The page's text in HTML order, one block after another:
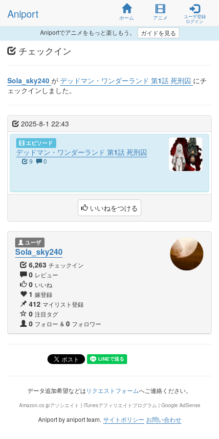
Aniport ホーム アニメ
ユーザ登録
ログイン
Aniportでアニメをもっと楽しもう。 ガイドを見る
チェックイン
Sola_sky240 が デッドマン・ワンダーランド 第1話 死刑囚 にチ
ェックインしました。
2025-8-1 22:43
エピソード
デッドマン・ワンダーランド 第1話 死刑囚
9 0
いいねをつける
ユーザ
Sola_sky240
6,263 チェックイン
0 レビュー
0 いいね
1 嫁登録
412 マイリスト登録
0 注目タグ
0 フォロー & 0 フォロワー
データ追加希望などはリクエストフォームへご連絡ください。
Amazon.co.jpアソシエイト | iTunesアフィリエイトプログラム | Google AdSense
Aniport by aniport team. サイトポリシー お問い合わせ